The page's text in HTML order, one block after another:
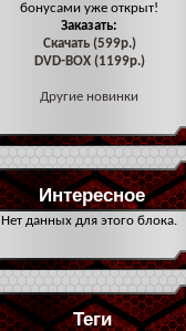
бонусами уже открыт!
Заказать:
Скачать (599р.)
DVD-BOX (1199р.)
Другие новинки
Интересное
Нет данных для этого блока.
Теги